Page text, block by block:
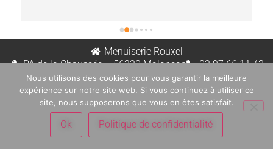
Menuiserie Rouxel
PA de la Chaussée – 56220 Malansac
02 97 66 11 43
Nous utilisons des cookies pour vous garantir la meilleure
expérience sur notre site web. Si vous continuez à utiliser ce
site, nous supposerons que vous en êtes satisfait.
Ok Politique de confidentialité